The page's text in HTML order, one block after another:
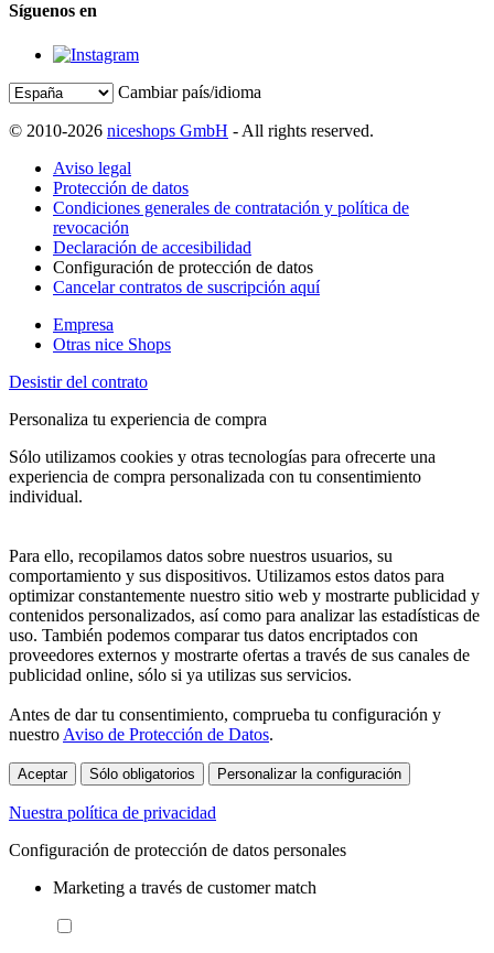
Síguenos en
Cambiar país/idioma
© 2010-2026 niceshops GmbH - All rights reserved.
Aviso legal
Protección de datos
Condiciones generales de contratación y política de
revocación
Declaración de accesibilidad
Configuración de protección de datos
Cancelar contratos de suscripción aquí
Empresa
Otras nice Shops
Desistir del contrato
Personaliza tu experiencia de compra
Sólo utilizamos cookies y otras tecnologías para ofrecerte una
experiencia de compra personalizada con tu consentimiento
individual.
Para ello, recopilamos datos sobre nuestros usuarios, su
comportamiento y sus dispositivos. Utilizamos estos datos para
optimizar constantemente nuestro sitio web y mostrarte publicidad y
contenidos personalizados, así como para analizar las estadísticas de
uso. También podemos comparar tus datos encriptados con
proveedores externos y mostrarte ofertas a través de sus canales de
publicidad online, sólo si ya utilizas sus servicios.
Antes de dar tu consentimiento, comprueba tu configuración y
nuestro Aviso de Protección de Datos.
Aceptar Sólo obligatorios Personalizar la configuración
Nuestra política de privacidad
Configuración de protección de datos personales
Marketing a través de customer match